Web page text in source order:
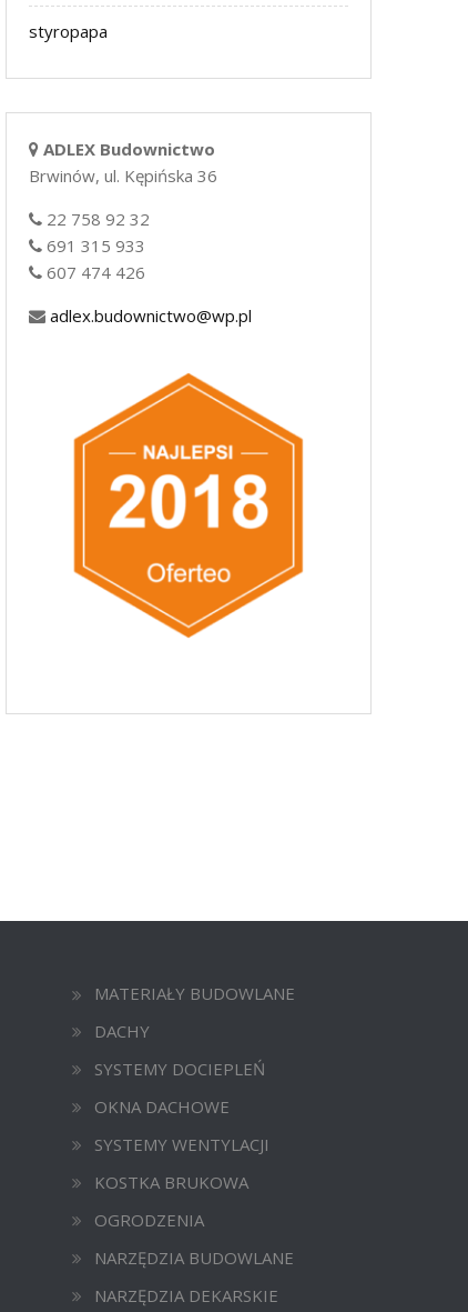
styropapa
ADLEX Budownictwo
Brwinów, ul. Kępińska 36
22 758 92 32
691 315 933
607 474 426
adlex.budownictwo@wp.pl
MATERIAŁY BUDOWLANE
DACHY
SYSTEMY DOCIEPLEŃ
OKNA DACHOWE
SYSTEMY WENTYLACJI
KOSTKA BRUKOWA
OGRODZENIA
NARZĘDZIA BUDOWLANE
NARZĘDZIA DEKARSKIE